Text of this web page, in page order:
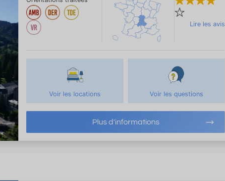
Lire les avis
Voir les locations Voir les questions
Plus d'informations